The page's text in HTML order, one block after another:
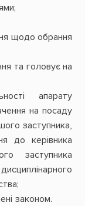
щодо обрання
та головує на
апарату
на посаду
заступника,
до керівника
заступника
законом.